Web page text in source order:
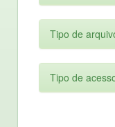
Tipo de
Tipo de